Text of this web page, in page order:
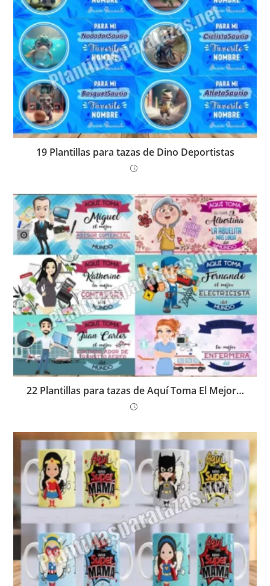
19 Plantillas para tazas de Dino Deportistas
22 Plantillas para tazas de Aquí Toma El Mejor…